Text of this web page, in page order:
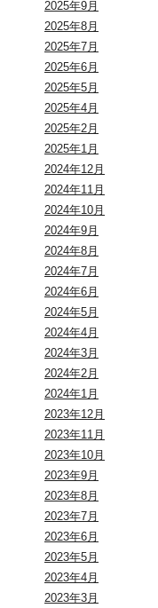
2025年9月
2025年8月
2025年7月
2025年6月
2025年5月
2025年4月
2025年2月
2025年1月
2024年12月
2024年11月
2024年10月
2024年9月
2024年8月
2024年7月
2024年6月
2024年5月
2024年4月
2024年3月
2024年2月
2024年1月
2023年12月
2023年11月
2023年10月
2023年9月
2023年8月
2023年7月
2023年6月
2023年5月
2023年4月
2023年3月